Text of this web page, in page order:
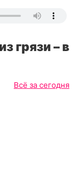
грязи – в
Всё за сегодня